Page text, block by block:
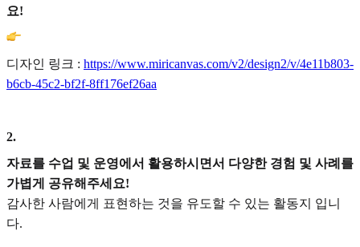
요!
디자인 링크 : https://www.miricanvas.com/v2/design2/v/4e11b803-
b6cb-45c2-bf2f-8ff176ef26aa
2.
자료를 수업 및 운영에서 활용하시면서 다양한 경험 및 사례를
가볍게 공유해주세요!
감사한 사람에게 표현하는 것을 유도할 수 있는 활동지 입니
다.